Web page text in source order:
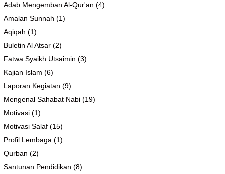
Adab Mengemban Al-Qur'an (4)
Amalan Sunnah (1)
Aqiqah (1)
Buletin Al Atsar (2)
Fatwa Syaikh Utsaimin (3)
Kajian Islam (6)
Laporan Kegiatan (9)
Mengenal Sahabat Nabi (19)
Motivasi (1)
Motivasi Salaf (15)
Profil Lembaga (1)
Qurban (2)
Santunan Pendidikan (8)